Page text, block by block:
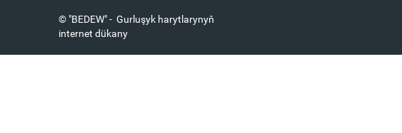
© "BEDEW" - Gurluşyk harytlarynyň
internet dükany